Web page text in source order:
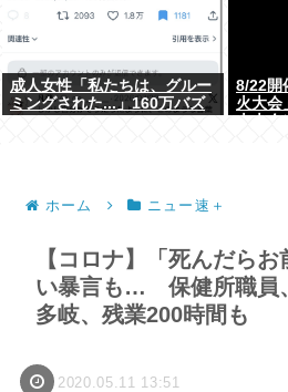
成人女性「私たちは、グルー
ミングされた...」160万バズ
8/22開
火大会
ホーム ニュー速＋
【コロナ】「死んだら
い暴言も… 保健所職員
多岐、残業200時間も
2020.05.11 13:51